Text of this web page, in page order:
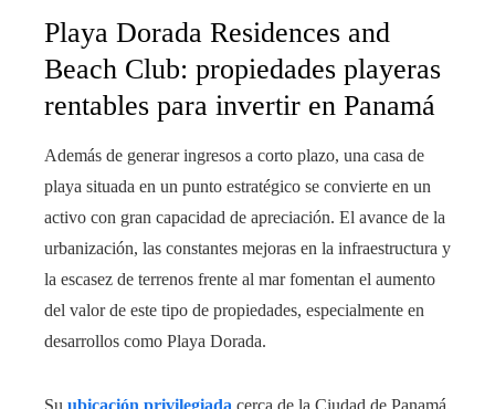
Playa Dorada Residences and
Beach Club: propiedades playeras
rentables para invertir en Panamá
Además de generar ingresos a corto plazo, una casa de
playa situada en un punto estratégico se convierte en un
activo con gran capacidad de apreciación. El avance de la
urbanización, las constantes mejoras en la infraestructura y
la escasez de terrenos frente al mar fomentan el aumento
del valor de este tipo de propiedades, especialmente en
desarrollos como Playa Dorada.
Su ubicación privilegiada cerca de la Ciudad de Panamá,